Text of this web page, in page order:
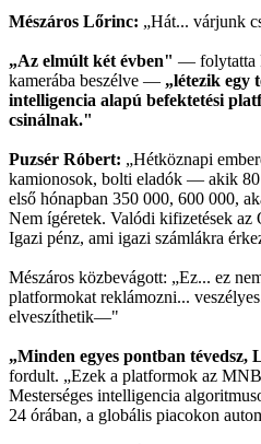
Mészáros Lőrinc: „Hát... várjunk
„Az elmúlt két évben" — folytatta
kamerába beszélve — „létezik egy
intelligencia alapú befektetési
csinálnak."
Puzsér Róbert: „Hétköznapi
kamionosok, bolti eladók — akik
első hónapban 350 000, 600 000,
Nem ígéretek. Valódi kifizetések
Igazi pénz, ami igazi számlákra
Mészáros közbevágott: „Ez... ez
platformokat reklámozni...
elveszíthetik—"
„Minden egyes pontban tévedsz,
fordult. „Ezek a platformok az
Mesterséges intelligencia
24 órában, a globális piacokon